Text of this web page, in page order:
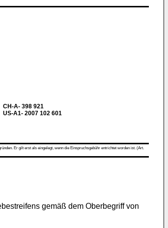
CH-A- 398 921
US-A1- 2007 102 601
Er gilt erst als eingelegt, wenn die Einspruchsgebühr entrichtet worden ist. (Art.
gemäß dem Oberbegriff von